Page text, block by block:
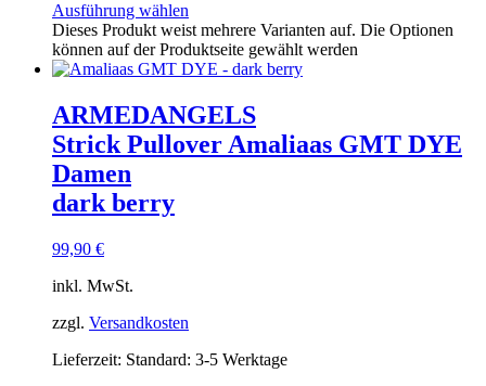
Ausführung wählen
Dieses Produkt weist mehrere Varianten auf. Die Optionen
können auf der Produktseite gewählt werden
ARMEDANGELS
Strick Pullover Amaliaas GMT DYE
Damen
dark berry
99,90 €
inkl. MwSt.
zzgl. Versandkosten
Lieferzeit: Standard: 3-5 Werktage